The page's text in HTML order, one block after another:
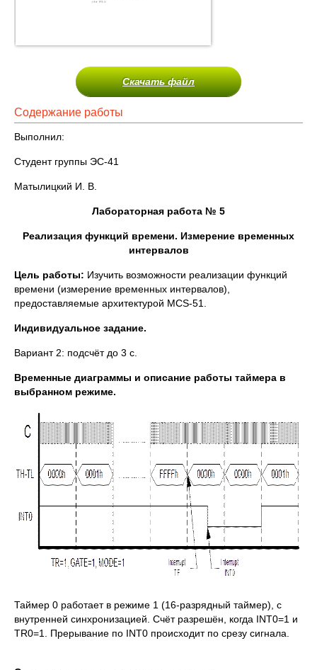
Скачать файл
Содержание работы
Выполнил:
Студент группы ЭС-41
Матылицкий И. В.
Лабораторная работа № 5
Реализация функций времени. Измерение временных
интервалов
Цель работы: Изучить возможности реализации функций
времени (измерение временных интервалов),
предоставляемые архитектурой MCS-51.
Индивидуальное задание.
Вариант 2: подсчёт до 3 с.
Временные диаграммы и описание работы таймера в
выбранном режиме.
Таймер 0 работает в режиме 1 (16-разрядный таймер), с
внутренней синхронизацией. Счёт разрешён, когда INT0=1 и
TR0=1. Прерывание по INT0 происходит по срезу сигнала.